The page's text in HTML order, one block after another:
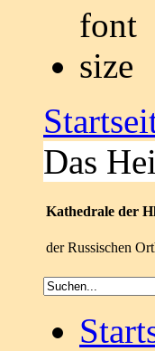
Das
Kathedrale der
der Russischen